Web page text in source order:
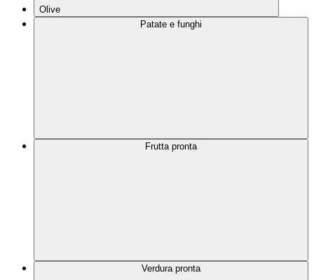
Olive
Patate e funghi
Frutta pronta
Verdura pronta